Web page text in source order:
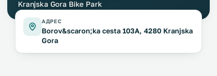
Kranjska Gora Bike Park
АДРЕС
Borov&scaron;ka cesta 103A, 4280 Kranjska
Gora